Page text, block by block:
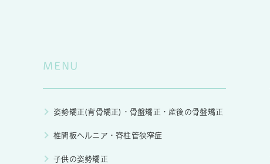
MENU
姿勢矯正(背骨矯正)・骨盤矯正・産後の骨盤矯正
椎間板ヘルニア・脊柱管狭窄症
子供の姿勢矯正